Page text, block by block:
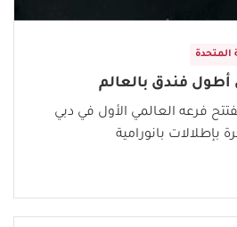
المتحدة
أطول فندق بالعالم
فرعه العالمي الأول في دبي
بإطلالات بانورامية